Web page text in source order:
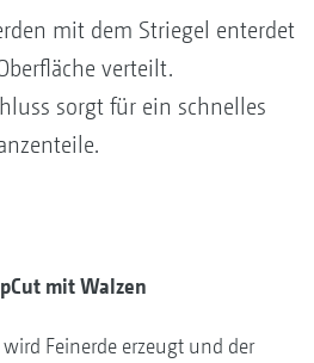
mit dem Striegel enterdet
verteilt.
sorgt für ein schnelles
mit Walzen
Feinerde erzeugt und der